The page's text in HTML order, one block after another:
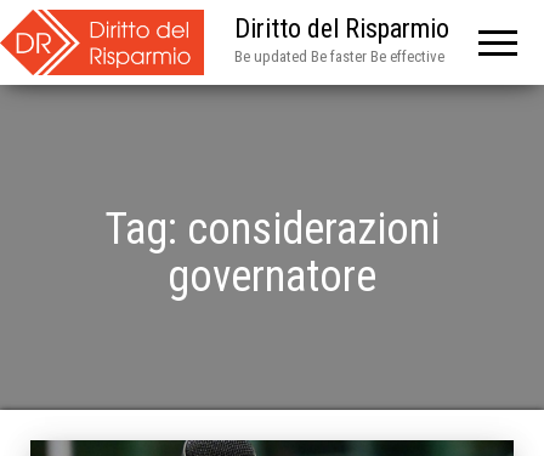
Diritto del Risparmio
Be updated Be faster Be effective
Tag: considerazioni
governatore